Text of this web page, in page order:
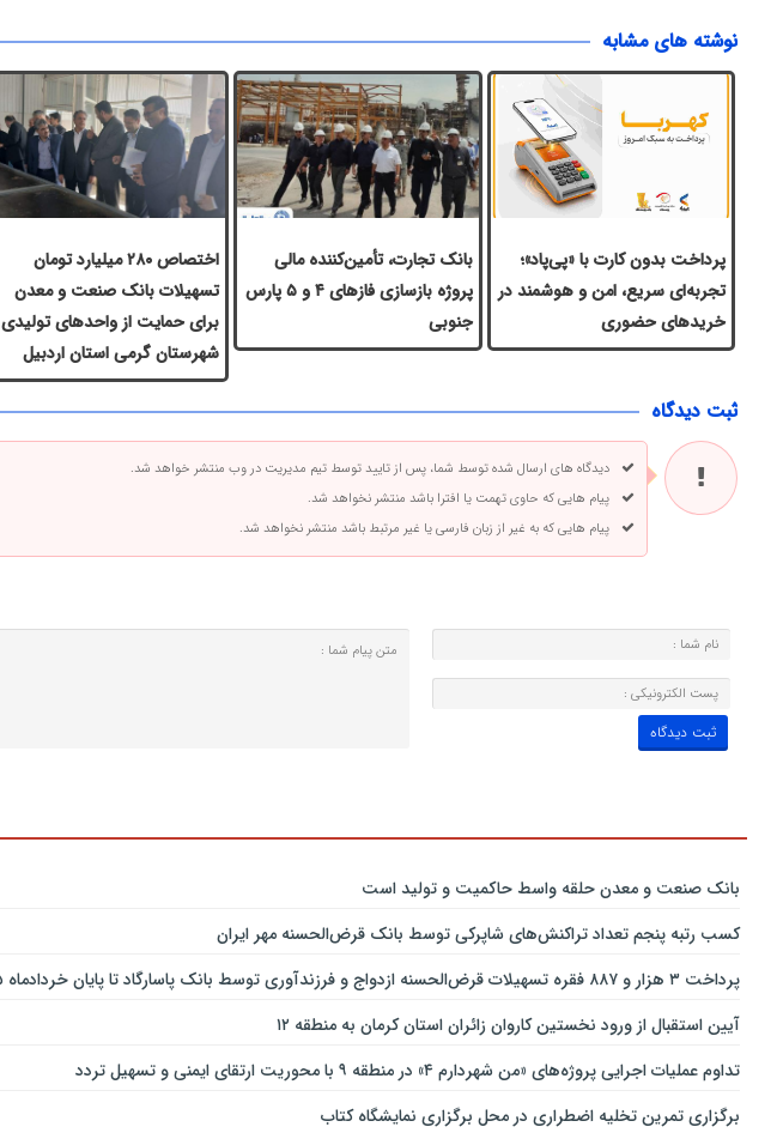
نوشته های مشابه
پرداخت بدون کارت با «پی‌پاد»؛
تجربه‌ای سریع، امن و هوشمند در
خریدهای حضوری
بانک تجارت، تأمین‌کننده مالی
پروژه بازسازی فازهای ۴ و ۵ پارس
جنوبی
اختصاص ۲۸۰ میلیارد تومان
تسهیلات بانک صنعت و معدن
برای حمایت از واحدهای تولیدی
شهرستان گرمی استان اردبیل
ثبت دیدگاه
دیدگاه های ارسال شده توسط شما، پس از تایید توسط تیم مدیریت در وب منتشر خواهد شد.
پیام هایی که حاوی تهمت یا افترا باشد منتشر نخواهد شد.
پیام هایی که به غیر از زبان فارسی یا غیر مرتبط باشد منتشر نخواهد شد.
بانك صنعت و معدن حلقه واسط حاكمیت و تولید است
کسب رتبه پنجم تعداد تراکنش‌های شاپرکی توسط بانک قرض‌الحسنه مهر ایران
پرداخت ۳ هزار و ۸۸۷ فقره تسهیلات قرض‌الحسنه ازدواج و فرزندآوری توسط بانک پاسارگاد تا پایان خردادماه ۱۴۰۵
آیین استقبال از ورود نخستین کاروان زائران استان کرمان به منطقه ۱۲
تداوم عملیات اجرایی پروژه‌های «من شهردارم ۴» در منطقه ۹ با محوریت ارتقای ایمنی و تسهیل تردد
برگزاری تمرین تخلیه اضطراری در محل برگزاری نمایشگاه کتاب